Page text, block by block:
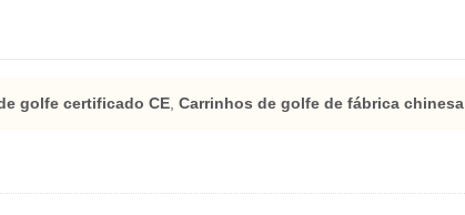
golfe certificado CE Carrinhos de golfe de fábrica chinesa